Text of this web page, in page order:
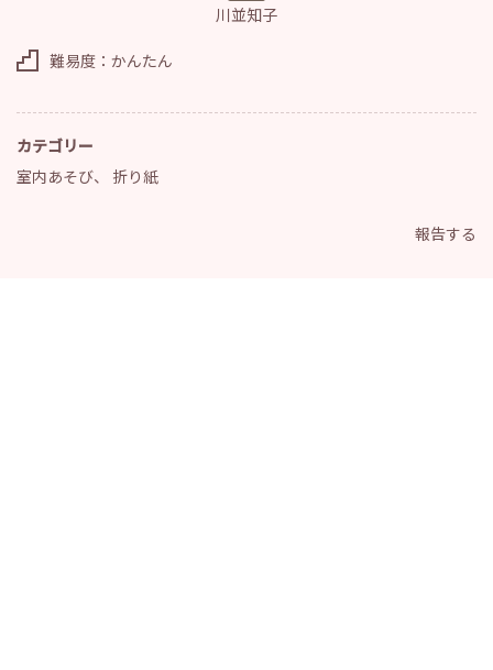
川並知子
難易度：かんたん
カテゴリー
室内あそび、 折り紙
報告する